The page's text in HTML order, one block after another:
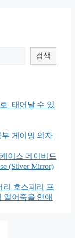
검색
태어날 수 있
게이밍 의자
이스 데이비드
(Silver Mirror)
리 호스페리 프
얼어죽을 연애